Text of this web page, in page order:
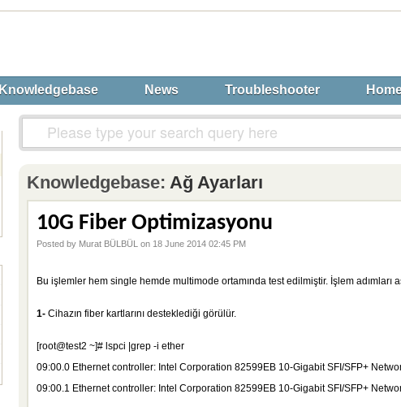
Knowledgebase News Troubleshooter
Knowledgebase: Ağ Ayarları
10G Fiber Optimizasyonu
Posted by Murat BÜLBÜL on 18 June 2014 02:45 PM
Bu işlemler hem single hemde multimode ortamında test edilmiştir. İşlem adımları
1- Cihazın fiber kartlarını desteklediği görülür.
[root@test2 ~]# lspci |grep -i ether
09:00.0 Ethernet controller: Intel Corporation 82599EB 10-Gigabit SFI/SFP+
09:00.1 Ethernet controller: Intel Corporation 82599EB 10-Gigabit SFI/SFP+